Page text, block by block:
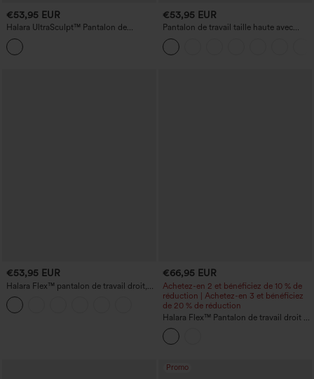
€53,95 EUR
Halara UltraSculpt™ Pantalon de
running ample à imprimé camouflage,
taille mi-haute, cordon de serrage et
poches
€53,95 EUR
Pantalon de travail taille haute avec
poches et jambes larges
€53,95 EUR
Halara Flex™ pantalon de travail droit,
taille mi-haute, avec poches
€66,95 EUR
Achetez-en 2 et bénéficiez de 10 % de
réduction | Achetez-en 3 et bénéficiez
de 20 % de réduction
Halara Flex™ Pantalon de travail droit à
taille haute, motif chevrons, avec
poches
Promo